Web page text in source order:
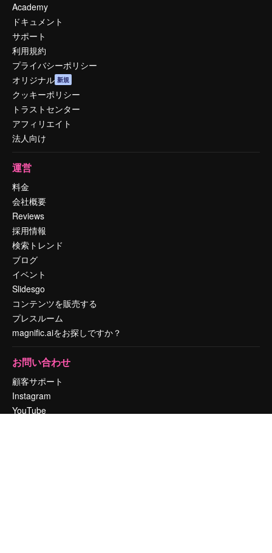
Academy
ドキュメント
サポート
利用規約
プライバシーポリシー
オリジナル 新規
クッキーポリシー
トラストセンター
アフィリエイト
法人向け
運営
料金
会社概要
Reviews
採用情報
検索トレンド
ブログ
イベント
Slidesgo
コンテンツを販売する
プレスルーム
magnific.aiをお探しですか？
お問い合わせ
顧客サポート
Instagram
YouTube